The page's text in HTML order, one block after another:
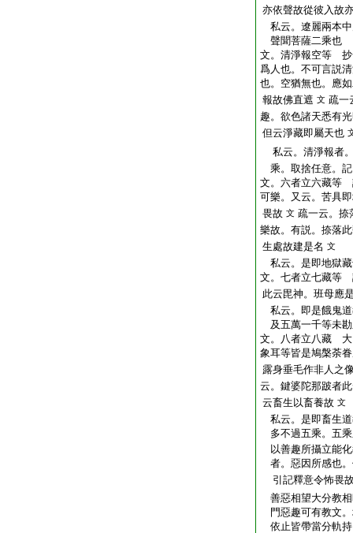
亦依聲故從彼入故
私云。遼麗兩本
聲聞菩薩二乘也
文。清淨報空等 抄
爲人也。不可言説
也。空猶無也。應
報故佛直遮 文 疏一
趣。欲色諸天悉有
但云淨藏即屬天也
私云。清淨報者
乘。取捨任意。
文。六者立六藏等
可樂。又云。苦具
畏故 文 疏一云。捺
樂故。有説。捺落
生處故建是名 文
私云。是即地獄
文。七者立七藏等
此云毘神。班母應
私云。即是餓鬼
及五萬一千等未
文。八者立八藏 大
象耳等皆是鳩槃荼
露身垂毛作非人之
云。鍵婆陀那跛者
云畜生以畜養故 文
私云。是即畜生
多不過五乘。五
以善趣所攝立能
者。惡因所感也
引記釋意令怖畏
善惡相望大分教
門惡趣可有教文
依止皆帶當分軌